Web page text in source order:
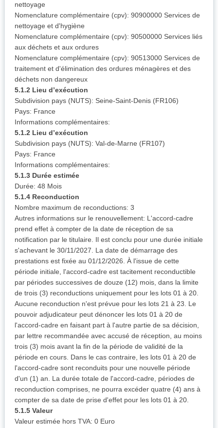
nettoyage
Nomenclature complémentaire (cpv): 90900000 Services de
nettoyage et d'hygiène
Nomenclature complémentaire (cpv): 90500000 Services liés
aux déchets et aux ordures
Nomenclature complémentaire (cpv): 90513000 Services de
traitement et d'élimination des ordures ménagères et des
déchets non dangereux
5.1.2 Lieu d’exécution
Subdivision pays (NUTS): Seine-Saint-Denis (FR106)
Pays: France
Informations complémentaires:
5.1.2 Lieu d’exécution
Subdivision pays (NUTS): Val-de-Marne (FR107)
Pays: France
Informations complémentaires:
5.1.3 Durée estimée
Durée: 48 Mois
5.1.4 Reconduction
Nombre maximum de reconductions: 3
Autres informations sur le renouvellement: L'accord-cadre
prend effet à compter de la date de réception de sa
notification par le titulaire. Il est conclu pour une durée initiale
s'achevant le 30/11/2027. La date de démarrage des
prestations est fixée au 01/12/2026. À l'issue de cette
période initiale, l'accord-cadre est tacitement reconductible
par périodes successives de douze (12) mois, dans la limite
de trois (3) reconductions uniquement pour les lots 01 à 20.
Aucune reconduction n'est prévue pour les lots 21 à 23. Le
pouvoir adjudicateur peut dénoncer les lots 01 à 20 de
l'accord-cadre en faisant part à l'autre partie de sa décision,
par lettre recommandée avec accusé de réception, au moins
trois (3) mois avant la fin de la période de validité de la
période en cours. Dans le cas contraire, les lots 01 à 20 de
l'accord-cadre sont reconduits pour une nouvelle période
d'un (1) an. La durée totale de l'accord-cadre, périodes de
reconduction comprises, ne pourra excéder quatre (4) ans à
compter de sa date de prise d'effet pour les lots 01 à 20.
5.1.5 Valeur
Valeur estimée hors TVA: 0 Euro